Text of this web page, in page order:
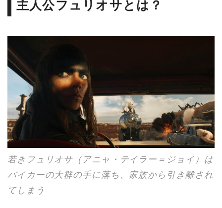
主人公フュリオサとは？
若きフュリオサ（アニャ・テイラー＝ジョイ）は
バイカーの大群の手に落ち、家族から引き離され
てしまう